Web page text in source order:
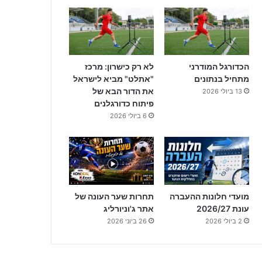
הכדורגל המודרני
מתחיל בנתונים
13 ביולי 2026
לא רק כישרון: מרכז
"אתלט" מביא לישראל
את הדור הבא של
פיתוח כדורגלנים
6 ביולי 2026
מועדי חלונות ההעברה
עונת 2026/27
2 ביולי 2026
תחרות שער העונה של
אתר ג'וניורליג
26 ביוני 2026